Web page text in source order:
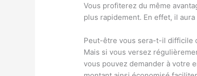
Vous profiterez du même
plus rapidement. En effet, il
Peut-être vous sera-t-il difficile
Mais si vous versez
vous pouvez demander à votre